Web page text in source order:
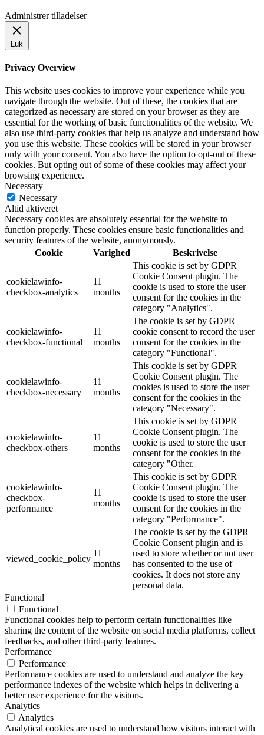
Administrer tilladelser
Luk
Privacy Overview
This website uses cookies to improve your experience while you
navigate through the website. Out of these, the cookies that are
categorized as necessary are stored on your browser as they are
essential for the working of basic functionalities of the website. We
also use third-party cookies that help us analyze and understand how
you use this website. These cookies will be stored in your browser
only with your consent. You also have the option to opt-out of these
cookies. But opting out of some of these cookies may affect your
browsing experience.
Necessary
Necessary
Altid aktiveret
Necessary cookies are absolutely essential for the website to
function properly. These cookies ensure basic functionalities and
security features of the website, anonymously.
Cookie
Varighed Beskrivelse
cookielawinfo-
checkbox-analytics
11
months
This cookie is set by GDPR
Cookie Consent plugin. The
cookie is used to store the user
consent for the cookies in the
category "Analytics".
cookielawinfo-
checkbox-functional
11
months
The cookie is set by GDPR
cookie consent to record the user
consent for the cookies in the
category "Functional".
cookielawinfo-
checkbox-necessary
11
months
This cookie is set by GDPR
Cookie Consent plugin. The
cookies is used to store the user
consent for the cookies in the
category "Necessary".
cookielawinfo-
checkbox-others
11
months
This cookie is set by GDPR
Cookie Consent plugin. The
cookie is used to store the user
consent for the cookies in the
category "Other.
cookielawinfo-
checkbox-
performance
11
months
This cookie is set by GDPR
Cookie Consent plugin. The
cookie is used to store the user
consent for the cookies in the
category "Performance".
viewed_cookie_policy
11
months
The cookie is set by the GDPR
Cookie Consent plugin and is
used to store whether or not user
has consented to the use of
cookies. It does not store any
personal data.
Functional
Functional
Functional cookies help to perform certain functionalities like
sharing the content of the website on social media platforms, collect
feedbacks, and other third-party features.
Performance
Performance
Performance cookies are used to understand and analyze the key
performance indexes of the website which helps in delivering a
better user experience for the visitors.
Analytics
Analytics
Analytical cookies are used to understand how visitors interact with